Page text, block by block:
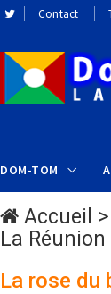
Contact
DOM-TOM
Accueil >
La Réunion
La rose du